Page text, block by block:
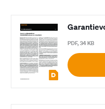
PDF, 34 KB